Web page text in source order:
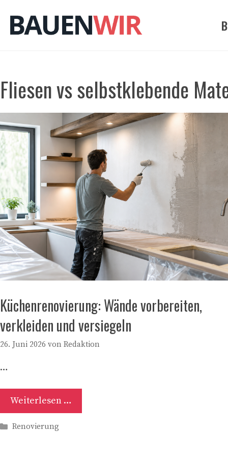
Inhalt
springen
Fliesen vs selbstklebende
Küchenrenovierung: Wände vorbereiten,
verkleiden und versiegeln
26. Juni 2026 von Redaktion
…
Weiterlesen …
Kategorien
Renovierung